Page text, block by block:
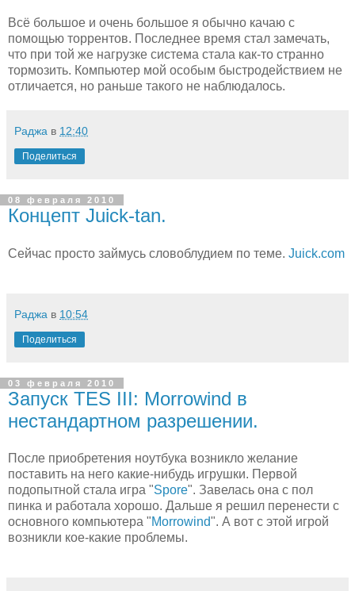
Всё большое и очень большое я обычно качаю с
помощью торрентов. Последнее время стал замечать,
что при той же нагрузке система стала как-то странно
тормозить. Компьютер мой особым быстродействием не
отличается, но раньше такого не наблюдалось.
Раджа в 12:40
Поделиться
08 февраля 2010
Концепт Juick-tan.
Сейчас просто займусь словоблудием по теме. Juick.com
Раджа в 10:54
Поделиться
03 февраля 2010
Запуск TES III: Morrowind в
нестандартном разрешении.
После приобретения ноутбука возникло желание
поставить на него какие-нибудь игрушки. Первой
подопытной стала игра "Spore". Завелась она с пол
пинка и работала хорошо. Дальше я решил перенести с
основного компьютера "Morrowind". А вот с этой игрой
возникли кое-какие проблемы.